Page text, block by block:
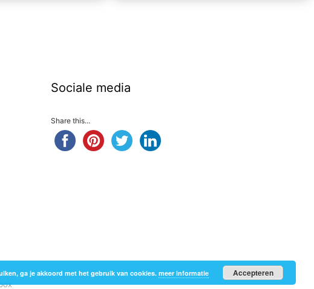
Sociale media
Share this...
ga je akkoord met het gebruik van cookies. meer informatie Accepteren